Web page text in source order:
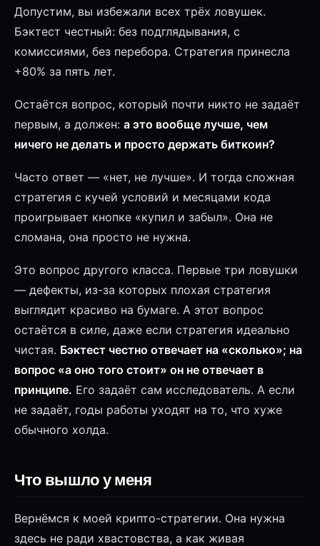
Допустим, вы избежали всех трёх ловушек.
Бэктест честный: без подглядывания, с
комиссиями, без перебора. Стратегия принесла
+80% за пять лет.
Остаётся вопрос, который почти никто не задаёт
первым, а должен: а это вообще лучше, чем
ничего не делать и просто держать биткоин?
Часто ответ — «нет, не лучше». И тогда сложная
стратегия с кучей условий и месяцами кода
проигрывает кнопке «купил и забыл». Она не
сломана, она просто не нужна.
Это вопрос другого класса. Первые три ловушки
— дефекты, из-за которых плохая стратегия
выглядит красиво на бумаге. А этот вопрос
остаётся в силе, даже если стратегия идеально
чистая. Бэктест честно отвечает на «сколько»; на
вопрос «а оно того стоит» он не отвечает в
принципе. Его задаёт сам исследователь. А если
не задаёт, годы работы уходят на то, что хуже
обычного холда.
Что вышло у меня
Вернёмся к моей крипто-стратегии. Она нужна
здесь не ради хвастовства, а как живая